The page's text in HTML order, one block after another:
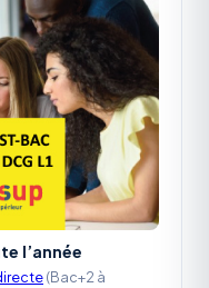
l’année
(Bac+2 à